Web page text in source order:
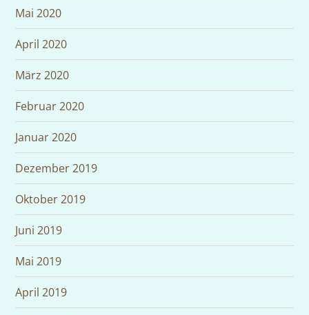
Mai 2020
April 2020
März 2020
Februar 2020
Januar 2020
Dezember 2019
Oktober 2019
Juni 2019
Mai 2019
April 2019